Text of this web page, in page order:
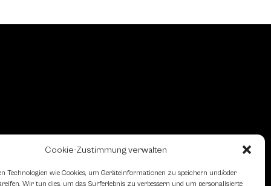
Cookie-Zustimmung verwalten
Technologien wie Cookies, um Geräteinformationen zu speichern und/oder
Wir tun dies, um das Surferlebnis zu verbessern und um personalisierte